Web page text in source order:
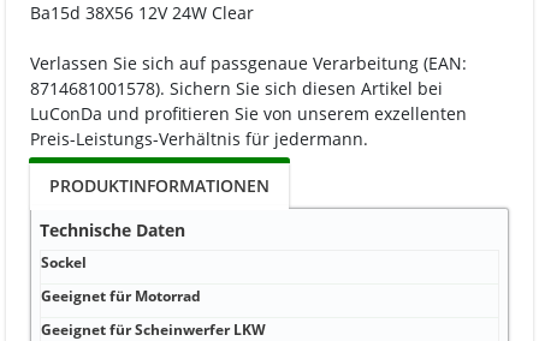
Ba15d 38X56 12V 24W Clear
Verlassen Sie sich auf passgenaue Verarbeitung (EAN:
8714681001578). Sichern Sie sich diesen Artikel bei
LuConDa und profitieren Sie von unserem exzellenten
Preis-Leistungs-Verhältnis für jedermann.
PRODUKTINFORMATIONEN
Technische Daten
Sockel
Geeignet für Motorrad
Geeignet für Scheinwerfer LKW